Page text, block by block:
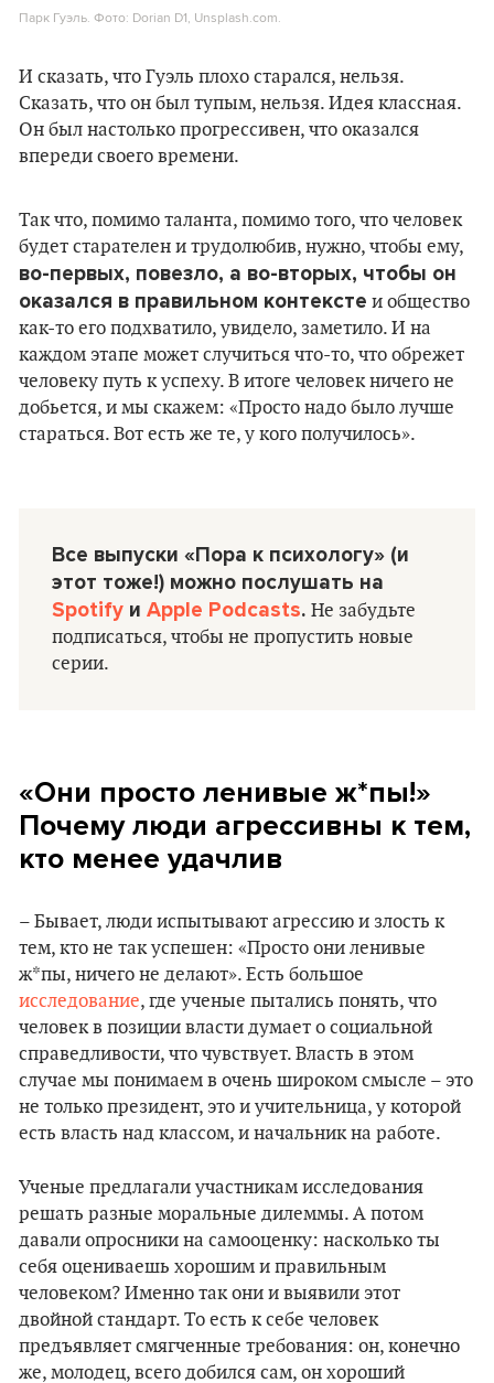
Парк Гуэль. Фото: Dorian D1, Unsplash.com.
И сказать, что Гуэль плохо старался, нельзя.
Сказать, что он был тупым, нельзя. Идея классная.
Он был настолько прогрессивен, что оказался
впереди своего времени.
Так что, помимо таланта, помимо того, что человек
будет старателен и трудолюбив, нужно, чтобы ему,
во-первых, повезло, а во-вторых, чтобы он
оказался в правильном контексте и общество
как-то его подхватило, увидело, заметило. И на
каждом этапе может случиться что-то, что обрежет
человеку путь к успеху. В итоге человек ничего не
добьется, и мы скажем: «Просто надо было лучше
стараться. Вот есть же те, у кого получилось».
Все выпуски «Пора к психологу» (и
этот тоже!) можно послушать на
Spotify и Apple Podcasts. Не забудьте
подписаться, чтобы не пропустить новые
серии.
«Они просто ленивые ж*пы!»
Почему люди агрессивны к тем,
кто менее удачлив
– Бывает, люди испытывают агрессию и злость к
тем, кто не так успешен: «Просто они ленивые
ж*пы, ничего не делают». Есть большое
исследование, где ученые пытались понять, что
человек в позиции власти думает о социальной
справедливости, что чувствует. Власть в этом
случае мы понимаем в очень широком смысле – это
не только президент, это и учительница, у которой
есть власть над классом, и начальник на работе.
Ученые предлагали участникам исследования
решать разные моральные дилеммы. А потом
давали опросники на самооценку: насколько ты
себя оцениваешь хорошим и правильным
человеком? Именно так они и выявили этот
двойной стандарт. То есть к себе человек
предъявляет смягченные требования: он, конечно
же, молодец, всего добился сам, он хороший